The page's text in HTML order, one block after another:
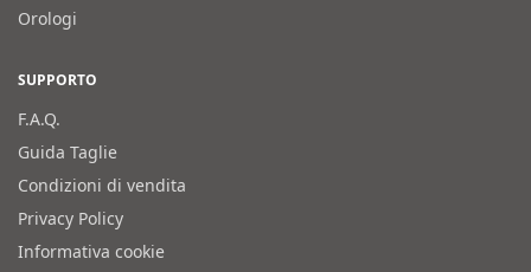
Orologi
SUPPORTO
F.A.Q.
Guida Taglie
Condizioni di vendita
Privacy Policy
Informativa cookie